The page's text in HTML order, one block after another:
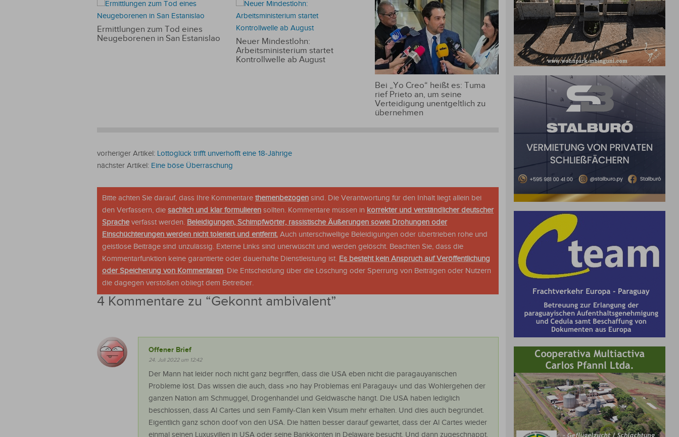
Ermittlungen zum Tod eines
Neugeborenen in San Estanislao
Neuer Mindestlohn:
Arbeitsministerium startet
Kontrollwelle ab August
Bei „Yo Creo“ heißt es: Tuma
rief Prieto an, um seine
Verteidigung unentgeltlich zu
übernehmen
vorheriger Artikel: Lottoglück trifft unverhofft eine 18-Jährige
nächster Artikel: Eine böse Überraschung
Bitte achten Sie darauf, dass Ihre Kommentare themenbezogen sind. Die Verantwortung für den Inhalt liegt allein bei
den Verfassern, die sachlich und klar formulieren sollten. Kommentare müssen in korrekter und verständlicher deutscher
Spracheverfasst werden. Beleidigungen, Schimpfwörter, rassistische Äußerungen sowie Drohungen oder
Einschüchterungen werden nicht toleriert und entfernt. Auch unterschwellige Beleidigungen oder übertrieben rohe und
geistlose Beiträge sind unzulässig. Externe Links sind unerwüscht und werden gelöscht. Beachten Sie, dass die
Kommentarfunktion keine garantierte oder dauerhafte Dienstleistung ist. Es besteht kein Anspruch auf Veröffentlichung
oder Speicherung von Kommentaren. Die Entscheidung über die Löschung oder Sperrung von Beiträgen oder Nutzern
die dagegen verstoßen obliegt dem Betreiber.
4 Kommentare zu “Gekonnt ambivalent”
Offener Brief
24. Juli 2022 um 12:42
Der Mann hat leider noch nicht ganz begriffen, dass die USA eben nicht die paragauyanischen
Probleme löst. Das wissen die auch, dass »no hay Problemas enl Paragauy« und das Wohlergehen der
ganzen Nation am Schmuggel, Drogenhandel und Geldwäsche hängt. Die USA haben lediglich
beschlossen, dass Al Cartes und sein Family-Clan kein Visum mehr erhalten. Und dies auch begründet.
Eigentlich ganz schön doof von den USA. Die hätten besser darauf gewartet, dass der Al Cartes wieder
einmal seinen Luxusvillen in USA oder seine Bankkonten in Delaware besucht. Und dann zugeschnappt.